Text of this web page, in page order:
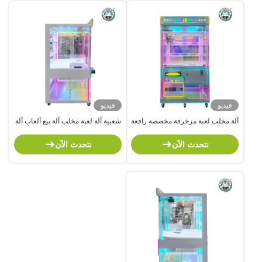
فيديو
آلة مخلب لعبة مزخرفة مخصصة رافعة
نتحدث الآن
فيديو
شعبية آلة لعبة مخلب آلة بيع ألعاب آلة
نتحدث الآن